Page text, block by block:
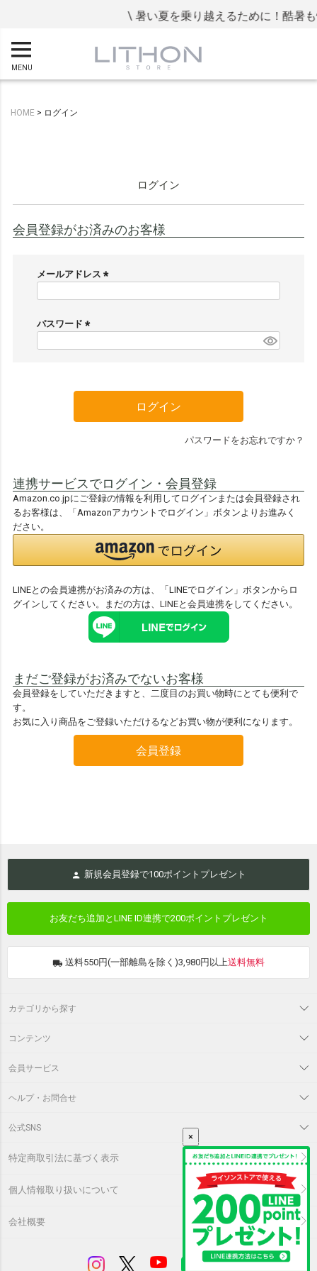
\ 暑い夏を乗り越えるために！酷暑
MENU
HOME ログイン
ログイン
会員登録がお済みのお客様
メールアドレス
)
パスワード
ログイン
パスワードをお忘れですか？
連携サービスでログイン・会員登録
Amazon.co.jpにご登録の情報を利用してログインまたは会員登録され
るお客様は、「Amazonアカウントでログイン」ボタンよりお進みく
ださい。
LINEとの会員連携がお済みの方は、「LINEでログイン」ボタンからロ
グインしてください。まだの方は、 LINEと会員連携をしてください。
まだご登録がお済みでないお客様
会員登録をしていただきますと、二度目のお買い物時にとても便利で
す。
お気に入り商品をご登録いただけるなどお買い物が便利になります。
会員登録
×
新規会員登録で100ポイントプレゼント
お友だち追加とLINE ID連携で200ポイントプレゼント
送料550円(一部離島を除く)3,980円以上送料無料
カテゴリから探す
コンテンツ
会員サービス
ヘルプ・お問合せ
公式SNS
特定商取引法に基づく表示
個人情報取り扱いについて
会社概要